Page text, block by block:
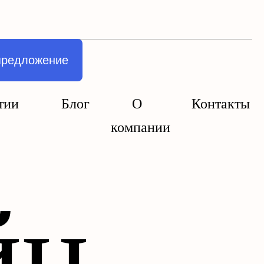
Блог
О
компании
Контакты